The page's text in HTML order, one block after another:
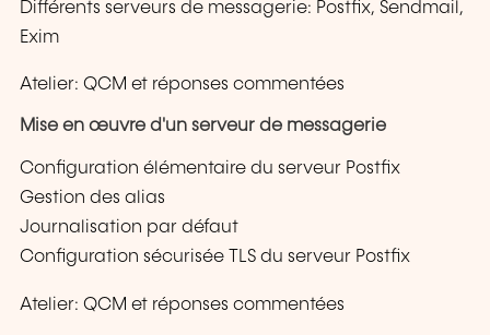
Différents serveurs de messagerie: Postfix, Sendmail,
Exim
Atelier: QCM et réponses commentées
Mise en œuvre d'un serveur de messagerie
Configuration élémentaire du serveur Postfix
Gestion des alias
Journalisation par défaut
Configuration sécurisée TLS du serveur Postfix
Atelier: QCM et réponses commentées